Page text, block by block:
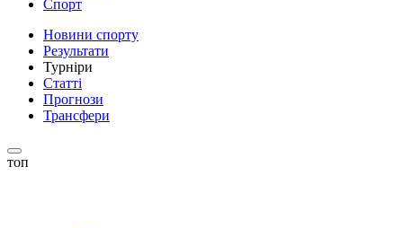
Спорт
Новини спорту
Результати
Турніри
Статті
Прогнози
Трансфери
топ